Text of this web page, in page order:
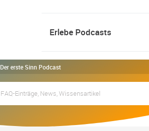
Erlebe Podcasts
Der erste Sinn Podcast